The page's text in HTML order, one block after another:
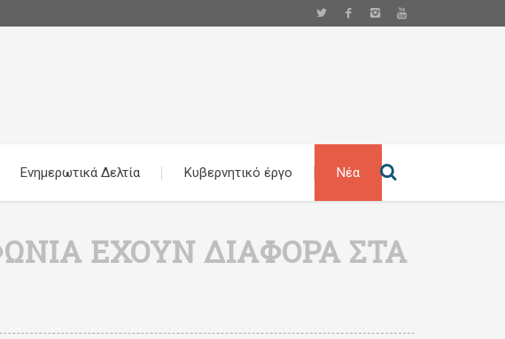
Ενημερωτικά Δελτία Κυβερνητικό έργο Νέα
ΈΧΟΥΝ ΔΙΑΦΟΡΆ ΣΤΑ